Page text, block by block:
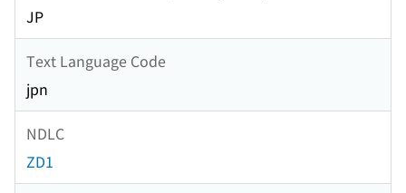
JP
Text Language Code
jpn
NDLC
ZD1